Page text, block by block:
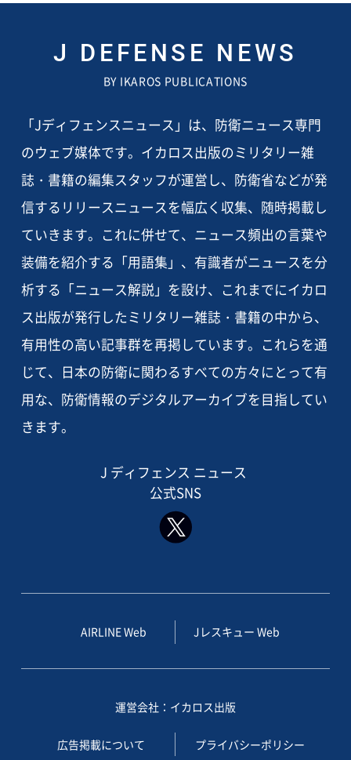
J DEFENSE NEWS
BY IKAROS PUBLICATIONS
「Jディフェンスニュース」は、防衛ニュース専門
のウェブ媒体です。イカロス出版のミリタリー雑
誌・書籍の編集スタッフが運営し、防衛省などが発
信するリリースニュースを幅広く収集、随時掲載し
ていきます。これに併せて、ニュース頻出の言葉や
装備を紹介する「用語集」、有識者がニュースを分
析する「ニュース解説」を設け、これまでにイカロ
ス出版が発行したミリタリー雑誌・書籍の中から、
有用性の高い記事群を再掲しています。これらを通
じて、日本の防衛に関わるすべての方々にとって有
用な、防衛情報のデジタルアーカイブを目指してい
きます。
J ディフェンス ニュース
公式SNS
AIRLINE Web Jレスキュー Web
運営会社：イカロス出版
広告掲載について プライバシーポリシー